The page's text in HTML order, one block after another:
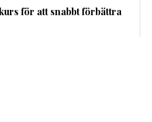
för att snabbt förbättra